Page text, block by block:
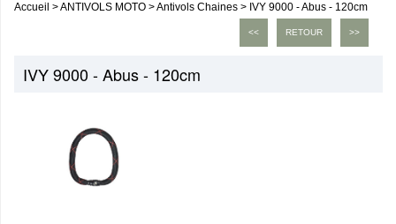
Accueil >ANTIVOLS MOTO >Antivols Chaines > IVY 9000 - Abus - 120cm
>>
RETOUR
<<
IVY 9000 - Abus - 120cm